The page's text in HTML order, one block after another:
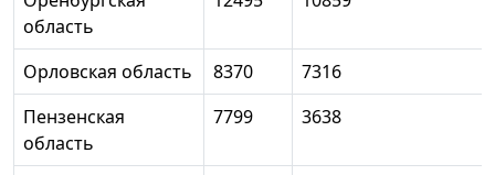
область
Орловская область 8370
7316
Пензенская
область
7799 3638